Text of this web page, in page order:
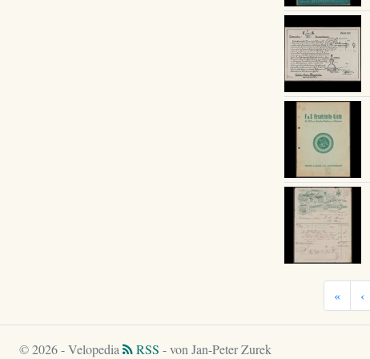
« ‹
© 2026 - Velopedia RSS - von Jan-Peter Zurek